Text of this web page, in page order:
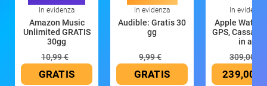
In evidenza
Amazon Music
Unlimited GRATIS
30gg
10,99 €
GRATIS
In evidenza
Audible: Gratis 30
gg
9,99 €
GRATIS
In evidenza
Apple Watch
GPS, Cassa
in all
309,00 €
239,00 €